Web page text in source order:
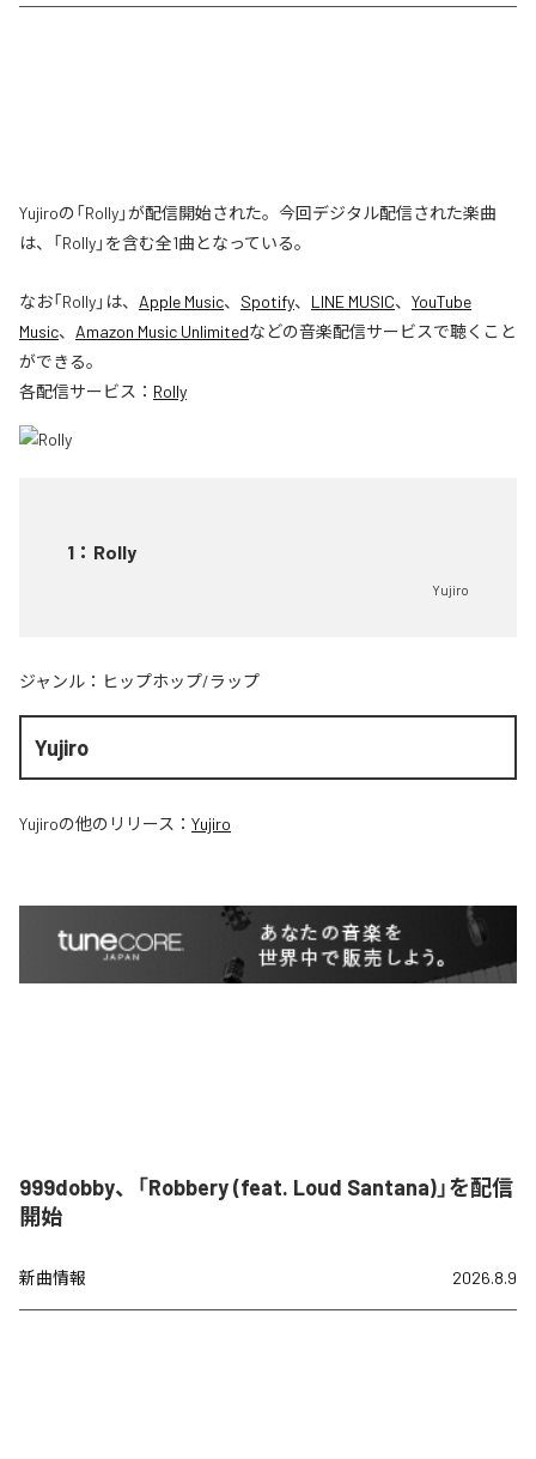
Yujiroの「Rolly」が配信開始された。今回デジタル配信された楽曲
は、「Rolly」を含む全1曲となっている。
なお「Rolly」は、 Apple Music、 Spotify、 LINE MUSIC、 YouTube
Music、 Amazon Music Unlimitedなどの音楽配信サービスで聴くこと
ができる。
各配信サービス： Rolly
1 ： Rolly
Yujiro
ジャンル： ヒップホップ/ラップ
Yujiro
Yujiroの他のリリース： Yujiro
999dobby、「Robbery (feat. Loud Santana)」を配信
開始
新曲情報 2026.8.9